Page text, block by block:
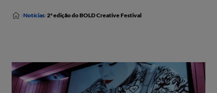
Notícias 2ª edição do BOLD Creative Festival